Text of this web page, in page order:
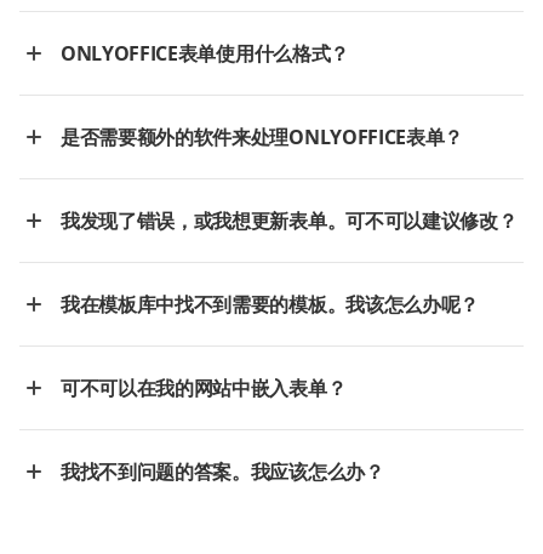
ONLYOFFICE表单使用什么格式？
是否需要额外的软件来处理ONLYOFFICE表单？
我发现了错误，或我想更新表单。可不可以建议修改？
我在模板库中找不到需要的模板。我该怎么办呢？
可不可以在我的网站中嵌入表单？
我找不到问题的答案。我应该怎么办？